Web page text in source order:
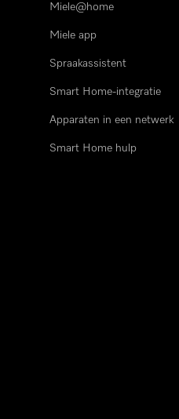
Miele@home
Miele app
Spraakassistent
Smart Home-integratie
Apparaten in een netwerk
Smart Home hulp